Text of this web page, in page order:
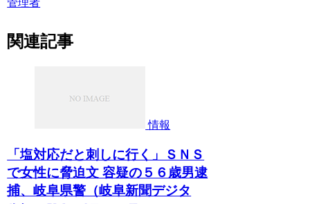
管理者
関連記事
情報
「塩対応だと刺しに行く」ＳＮＳ
で女性に脅迫文 容疑の５６歳男逮
捕、岐阜県警（岐阜新聞デジタ